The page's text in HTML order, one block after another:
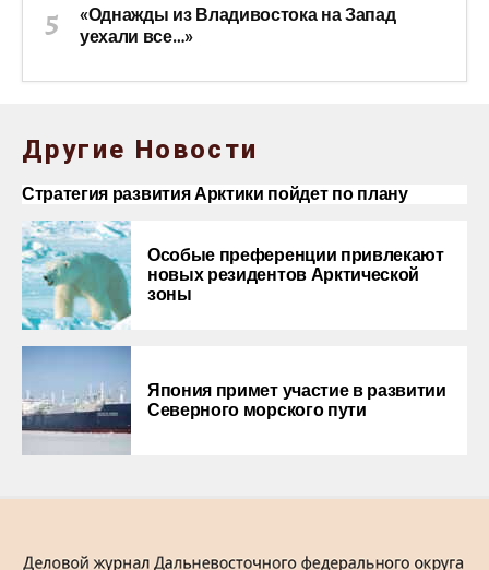
«Однажды из Владивостока на Запад
уехали все…»
Другие Новости
Стратегия развития Арктики пойдет по плану
Особые преференции привлекают
новых резидентов Арктической
зоны
Япония примет участие в развитии
Северного морского пути